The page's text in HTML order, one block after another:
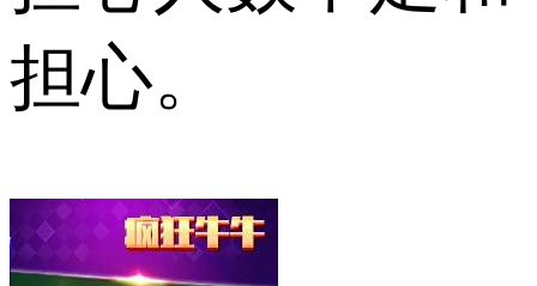
担心。